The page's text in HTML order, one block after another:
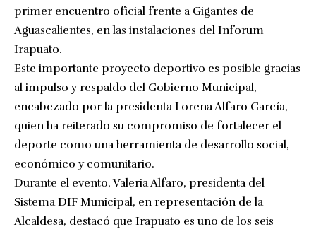
primer encuentro oficial frente a Gigantes de
Aguascalientes, en las instalaciones del Inforum
Irapuato.
Este importante proyecto deportivo es posible gracias
al impulso y respaldo del Gobierno Municipal,
encabezado por la presidenta Lorena Alfaro García,
quien ha reiterado su compromiso de fortalecer el
deporte como una herramienta de desarrollo social,
económico y comunitario.
Durante el evento, Valeria Alfaro, presidenta del
Sistema DIF Municipal, en representación de la
Alcaldesa, destacó que Irapuato es uno de los seis